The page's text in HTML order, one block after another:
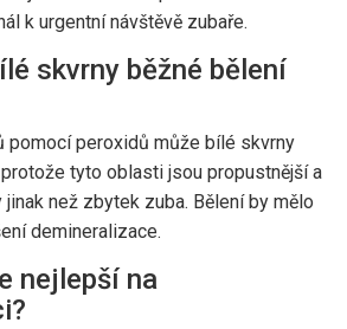
k urgentní návštěvě zubaře.
skvrny běžné bělení
pomocí peroxidů může bílé skvrny
tyto oblasti jsou propustnější a
než zbytek zuba. Bělení by mělo
demineralizace.
nejlepší na